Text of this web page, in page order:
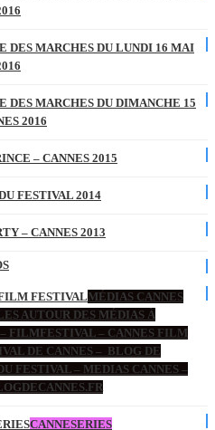
DES MARCHES DU LUNDI 16 MAI
DES MARCHES DU DIMANCHE 15
2016
– CANNES 2015
FESTIVAL 2014
– CANNES 2013
FESTIVALMÉDIAS CANNES
AUTOUR DES MÉDIAS À
– FILMFESTIVAL – CANNES FILM
DE CANNES – BLOG DE
FESTIVAL – MEDIAS CANNES –
CANNESERIES